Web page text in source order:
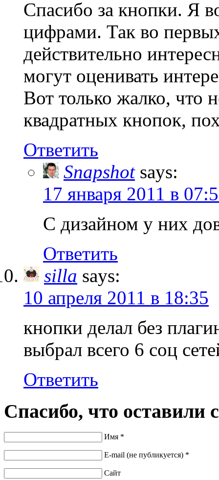
Спасибо за кнопки. Я
цифрами. Так во
действительно
могут оценивать
Вот только жалко, что
квадратных кнопок,
Ответить
Snapshot says:
17 января 2011 в
С дизайном у них
Ответить
silla says:
10 апреля 2011 в 18:35
кнопки делал без
выбрал всего 6 соц
Ответить
Спасибо, что оставили
Имя *
E-mail (не публикуется) *
Сайт